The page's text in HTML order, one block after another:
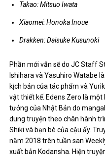
Takao: Mitsuo Iwata
Xiaomei: Honoka Inoue
Drakken: Daisuke Kusunoki
Phần mới vẫn sẽ do JC Staff
Ishihara và Yasuhiro Watabe
kịch bản của tác phẩm và
vật thiết kế. Edens Zero là
tưởng của Nhật Bản do
dung truyện theo chân hành
Shiki và bạn bè của cậu ấy.
năm 2018 trên tuần san
xuất bản Kodansha. Hiện